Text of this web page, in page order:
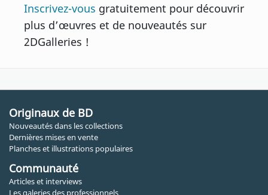
Inscrivez-vous gratuitement pour découvrir
plus d’œuvres et de nouveautés sur
2DGalleries !
Originaux de BD
Nouveautés dans les collections
Dernières mises en vente
Planches et illustrations populaires
Communauté
Articles et interviews
Les galeries des professionnels